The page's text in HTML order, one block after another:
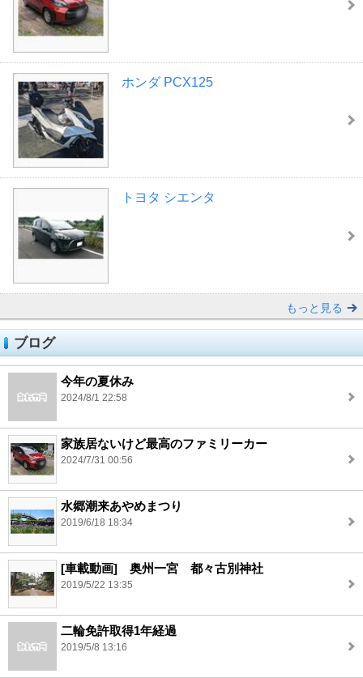
ホンダ PCX125
トヨタ シエンタ
もっと見る
ブログ
今年の夏休み
2024/8/1 22:58
家族居ないけど最高のファミリーカー
2024/7/31 00:56
水郷潮来あやめまつり
2019/6/18 18:34
[車載動画] 奥州一宮 都々古別神社
2019/5/22 13:35
二輪免許取得1年経過
2019/5/8 13:16